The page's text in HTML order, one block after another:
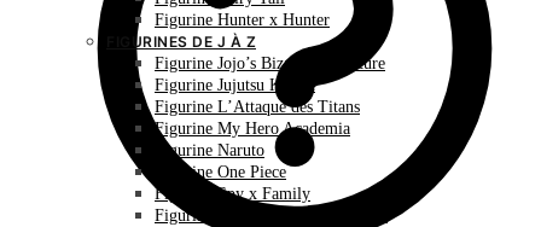
Figurine Hunter x Hunter
FIGURINES DE J À Z
Figurine Jojo’s Bizarre Adventure
Figurine Jujutsu Kaisen
Figurine L’Attaque des Titans
Figurine My Hero Academia
Figurine Naruto
Figurine One Piece
Figurine Spy x Family
Figurine The Promised Neverland